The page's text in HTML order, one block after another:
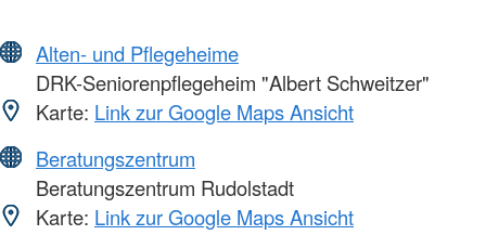
Alten- und Pflegeheime
DRK-Seniorenpflegeheim "Albert Schweitzer"
Karte: Link zur Google Maps Ansicht
Beratungszentrum
Beratungszentrum Rudolstadt
Karte: Link zur Google Maps Ansicht